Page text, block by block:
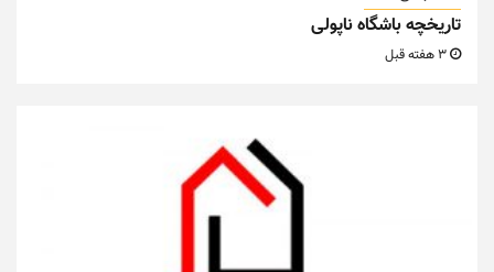
تاریخچه باشگاه ناپولی